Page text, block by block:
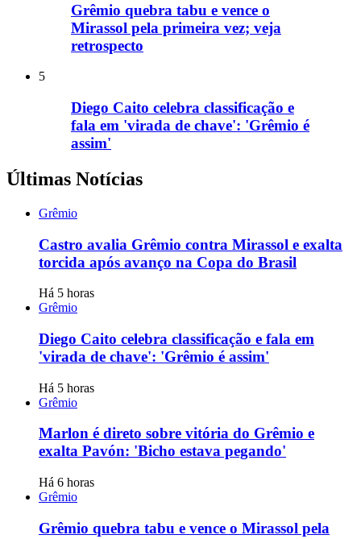
Grêmio quebra tabu e vence o
Mirassol pela primeira vez; veja
retrospecto
5
Diego Caito celebra classificação e
fala em 'virada de chave': 'Grêmio é
assim'
Últimas Notícias
Grêmio
Castro avalia Grêmio contra Mirassol e exalta
torcida após avanço na Copa do Brasil
Há 5 horas
Grêmio
Diego Caito celebra classificação e fala em
'virada de chave': 'Grêmio é assim'
Há 5 horas
Grêmio
Marlon é direto sobre vitória do Grêmio e
exalta Pavón: 'Bicho estava pegando'
Há 6 horas
Grêmio
Grêmio quebra tabu e vence o Mirassol pela